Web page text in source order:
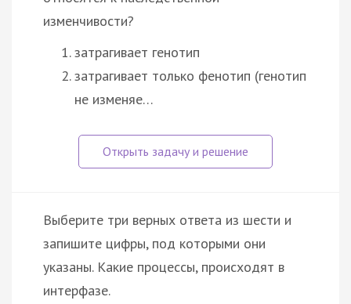
изменчивости?
затрагивает генотип
затрагивает только фенотип (генотип
не изменяе…
Выберите три верных ответа из шести и
запишите цифры, под которыми они
указаны. Какие процессы, происходят в
интерфазе.